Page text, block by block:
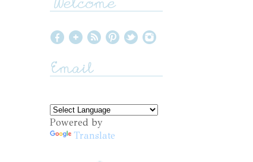
Powered by
Translate